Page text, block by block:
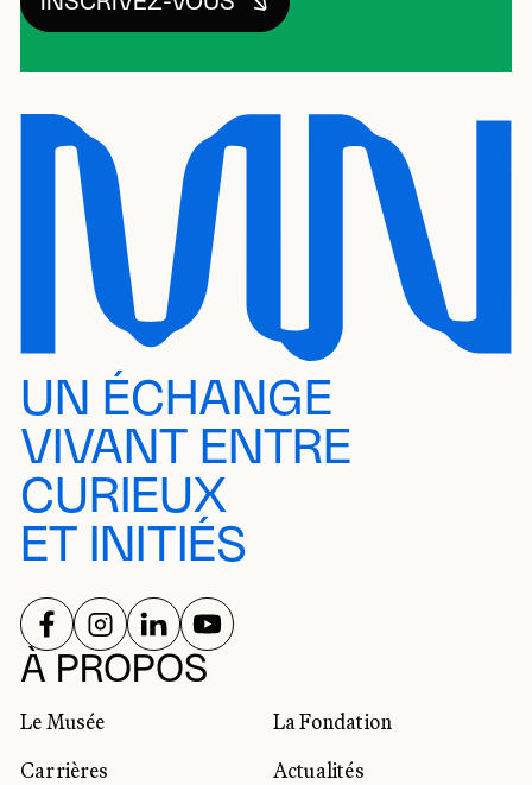
UN ÉCHANGE
VIVANT ENTRE
CURIEUX
ET INITIÉS
À PROPOS
Le Musée
La Fondation
Carrières
Actualités
RÉSEAUX SOCIAUX
SUIVEZ-NOUS SUR
SUIVEZ-NOUS SUR
SUIVEZ-NOUS SUR
SUIVEZ-NOUS SUR